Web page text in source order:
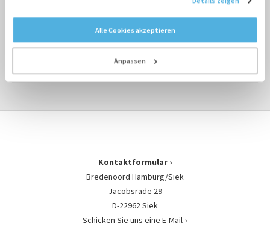
Alle Cookies akzeptieren
Anpassen
ÜBERBLICK MIETEN ›
ÜBERBLICK LICHTMASTEN ›
Kontaktformular
Bredenoord Hamburg/Siek
Jacobsrade 29
D-22962 Siek
Schicken Sie uns eine E-Mail